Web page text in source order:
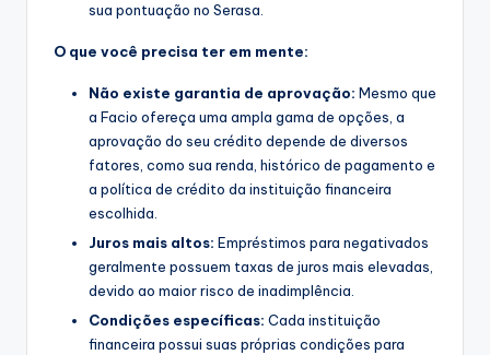
sua pontuação no Serasa.
O que você precisa ter em mente:
Não existe garantia de aprovação: Mesmo que
a Facio ofereça uma ampla gama de opções, a
aprovação do seu crédito depende de diversos
fatores, como sua renda, histórico de pagamento e
a política de crédito da instituição financeira
escolhida.
Juros mais altos: Empréstimos para negativados
geralmente possuem taxas de juros mais elevadas,
devido ao maior risco de inadimplência.
Condições específicas: Cada instituição
financeira possui suas próprias condições para